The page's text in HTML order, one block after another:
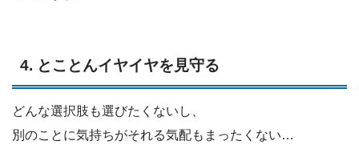
4. とことんイヤイヤを見守る
どんな選択肢も選びたくないし、
別のことに気持ちがそれる気配もまったくない…